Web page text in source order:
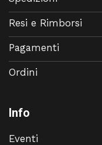
Resi e Rimborsi
Pagamenti
Ordini
Info
Eventi